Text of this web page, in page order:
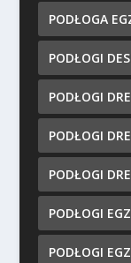
PODŁOGA
PODŁOGI
PODŁOGI
PODŁOGI
PODŁOGI
PODŁOGI
PODŁOGI